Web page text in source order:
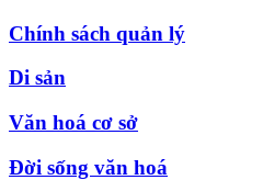
Chính sách quản lý
Di sản
Văn hoá cơ sở
Đời sống văn hoá